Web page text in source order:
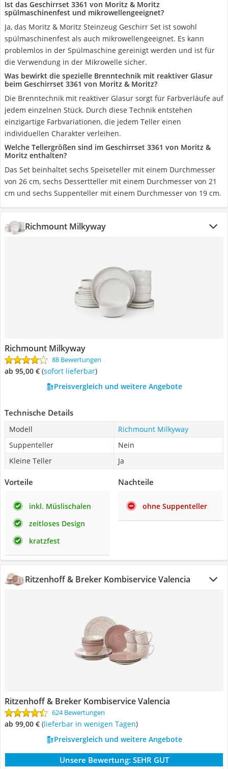
Ist das Geschirrset 3361 von Moritz & Moritz
spülmaschinenfest und mikrowellengeeignet?
Ja, das Moritz & Moritz Steinzeug Geschirr Set ist sowohl
spülmaschinenfest als auch mikrowellengeeignet. Es kann
problemlos in der Spülmaschine gereinigt werden und ist für
die Verwendung in der Mikrowelle sicher.
Was bewirkt die spezielle Brenntechnik mit reaktiver Glasur
beim Geschirrset 3361 von Moritz & Moritz?
Die Brenntechnik mit reaktiver Glasur sorgt für Farbverläufe auf
jedem einzelnen Stück. Durch diese Technik entstehen
einzigartige Farbvariationen, die jedem Teller einen
individuellen Charakter verleihen.
Welche Tellergrößen sind im Geschirrset 3361 von Moritz &
Moritz enthalten?
Das Set beinhaltet sechs Speiseteller mit einem Durchmesser
von 26 cm, sechs Dessertteller mit einem Durchmesser von 21
cm und sechs Suppenteller mit einem Durchmesser von 19 cm.
Richmount Milkyway
Richmount Milkyway
88 Bewertungen
ab 95,00 € ( Sofort lieferbar)
Preisvergleich und weitere Angebote
Technische Details
Modell
Richmount Milkyway
Suppenteller
Nein
Kleine Teller
Ja
Vorteile
inkl. Müslischalen
zeitloses Design
kratzfest
Nachteile
ohne Suppenteller
Ritzenhoff & Breker Kombiservice Valencia
Ritzenhoff & Breker Kombiservice Valencia
624 Bewertungen
ab 99,00 € ( Lieferbar in wenigen Tagen)
Preisvergleich und weitere Angebote
Unsere Bewertung: SEHR GUT